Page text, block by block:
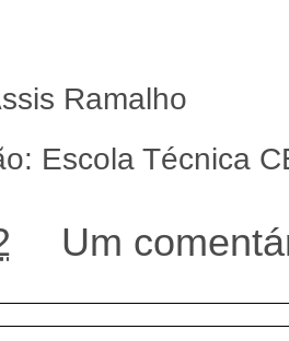
Ramalho
Escola Técnica
Um